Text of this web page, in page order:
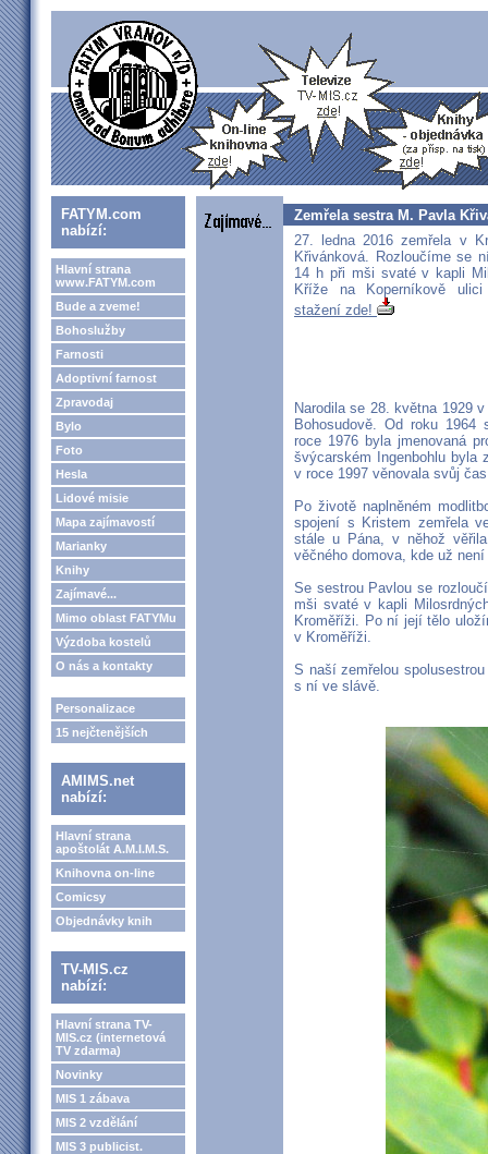
FATYM.com
nabízí:
Hlavní strana
www.FATYM.com
Bude a zveme!
Bohoslužby
Farnosti
Adoptivní farnost
Zpravodaj
Bylo
Foto
Hesla
Lidové misie
Mapa zajímavostí
Marianky
Knihy
Zajímavé...
Mimo oblast FATYMu
Výzdoba kostelů
O nás a kontakty
Personalizace
15 nejčtenějších
AMIMS.net
nabízí:
Hlavní strana
apoštolát A.M.I.M.S.
Knihovna on-line
Comicsy
Objednávky knih
TV-MIS.cz
nabízí:
Hlavní strana TV-
MIS.cz (internetová
TV zdarma)
Novinky
MIS 1 zábava
MIS 2 vzdělání
MIS 3 publicist.
Zemřela sestra M. Pavla
27. ledna 2016 zemřela v
Křivánková. Rozloučíme se
14 h při mši svaté v kapli
Kříže na Koperníkově
stažení zde!
Narodila se 28. května 1929
Bohosudově. Od roku
roce 1976 byla jmenovaná
švýcarském Ingenbohlu byla
v roce 1997 věnovala svůj
Po životě naplněném
spojení s Kristem zemřela
stále u Pána, v něhož
věčného domova, kde už
Se sestrou Pavlou se
mši svaté v kapli
Kroměříži. Po ní její tělo
v Kroměříži.
S naší zemřelou
s ní ve slávě.